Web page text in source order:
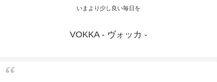
いまより少し良い毎日を
VOKKA - ヴォッカ -